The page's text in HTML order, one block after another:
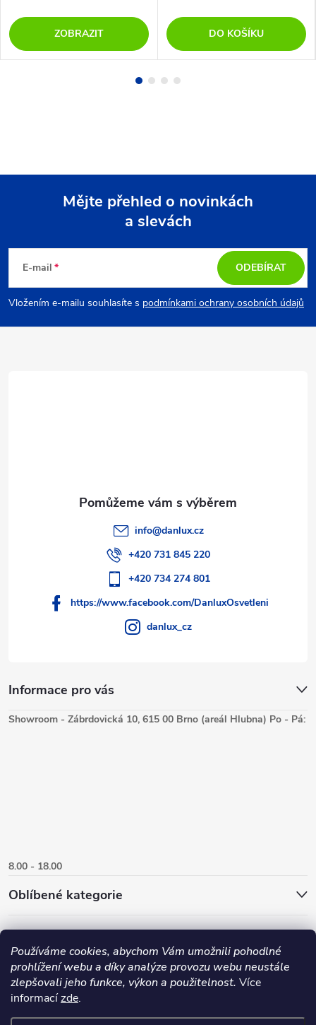
Používáme cookies, abychom Vám umožnili pohodlné
prohlížení webu a díky analýze provozu webu neustále
zlepšovali jeho funkce, výkon a použitelnost. Více
informacízde.
ZOBRAZIT DO KOŠÍKU
p
a
Mějte přehled o novinkách
a slevách
E-mail
Vložením e-mailu souhlasíte s podmínkami ochrany osobních údajů
ODEBÍRAT
Informace pro vás
info@danlux.cz
+420 731 845 220
+420 734 274 801
https://www.facebook.com/DanluxOsvetleni
danlux_cz
Showroom - Zábrdovická 10, 615 00 Brno (areál Hlubna) Po - Pá:
8.00 - 18.00
Oblíbené kategorie